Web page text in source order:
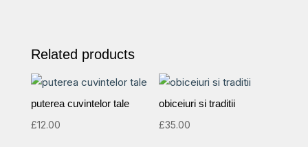
Related products
puterea cuvintelor tale
£12.00
obiceiuri si traditii
£35.00